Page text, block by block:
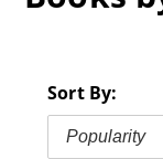
Sort By:
Popularity